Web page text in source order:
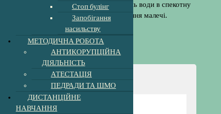
«Рятуємо на воді». Веселий День води в спекотну
погоду приніс задоволення малечі.
Навігація
Відомості про школу
Стоп булінг
Запобігання
насильству
МЕТОДИЧНА РОБОТА
АНТИКОРУПЦІЙНА
ДІЯЛЬНІСТЬ
АТЕСТАЦІЯ
ПЕДРАДИ ТА ШМО
ДИСТАНЦІЙНЕ
НАВЧАННЯ